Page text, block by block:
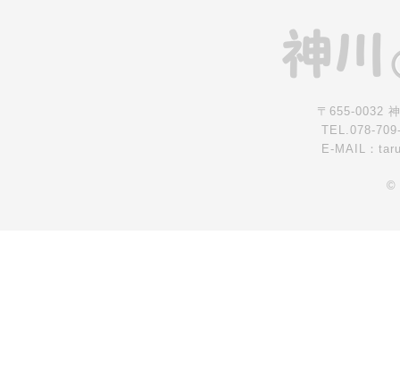
〒655-0032
TEL.078-
E-MAIL：
©